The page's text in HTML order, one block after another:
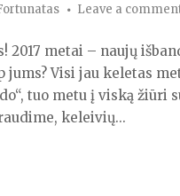
Leave a
2017 metai – naujų
jums? Visi jau keletas
tuo metu į viską žiūri
keleivių...